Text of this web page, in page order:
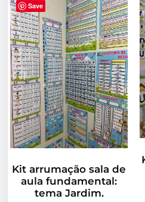
Save
Kit arrumação sala de
aula fundamental:
tema Jardim.